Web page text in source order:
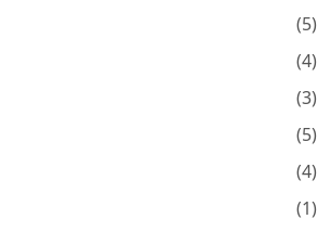
(5)
(4)
(3)
(5)
(4)
(1)